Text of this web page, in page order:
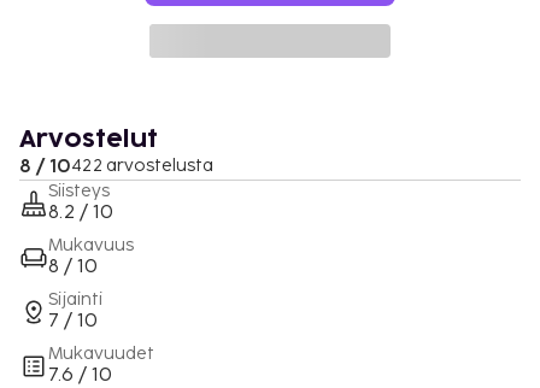
Arvostelut
8 / 10422 arvostelusta
Siisteys
8.2 / 10
Mukavuus
8 / 10
Sijainti
7 / 10
Mukavuudet
7.6 / 10